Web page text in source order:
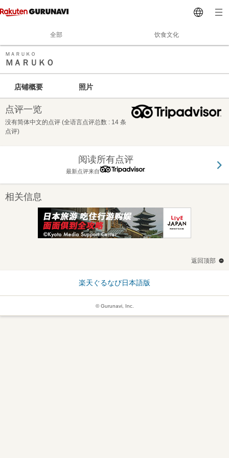
全部 饮食文化
ＭＡＲＵＫＯ
ＭＡＲＵＫＯ
店铺概要 照片
点评一览
没有简体中文的点评 (全语言点评总数 : 14 条
点评)
阅读所有点评
最新点评来自
相关信息
返回顶部
楽天ぐるなび日本語版
© Gurunavi, Inc.